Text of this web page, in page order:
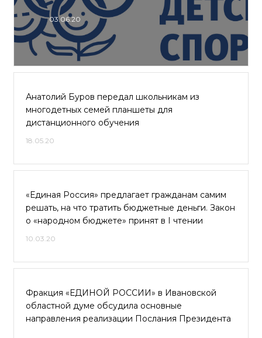
03.06.20
Анатолий Буров передал школьникам из
многодетных семей планшеты для
дистанционного обучения
18.05.20
«Единая Россия» предлагает гражданам самим
решать, на что тратить бюджетные деньги. Закон
о «народном бюджете» принят в I чтении
10.03.20
Фракция «ЕДИНОЙ РОССИИ» в Ивановской
областной думе обсудила основные
направления реализации Послания Президента